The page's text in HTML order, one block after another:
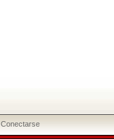
Conectarse